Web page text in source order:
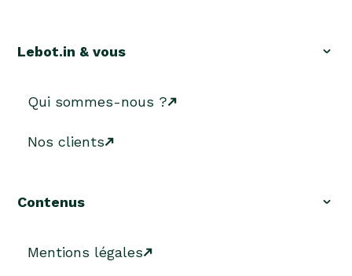
Lebot.in & vous
Qui sommes-nous ?
Nos clients
Contenus
Mentions légales